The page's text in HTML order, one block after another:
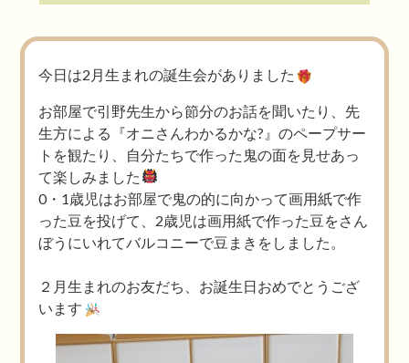
今日は2月生まれの誕生会がありました
お部屋で引野先生から節分のお話を聞いたり、先
生方による『オニさんわかるかな?』のペープサー
トを観たり、自分たちで作った鬼の面を見せあっ
て楽しみました
0・1歳児はお部屋で鬼の的に向かって画用紙で作
った豆を投げて、2歳児は画用紙で作った豆をさん
ぼうにいれてバルコニーで豆まきをしました。
２月生まれのお友だち、お誕生日おめでとうござ
います